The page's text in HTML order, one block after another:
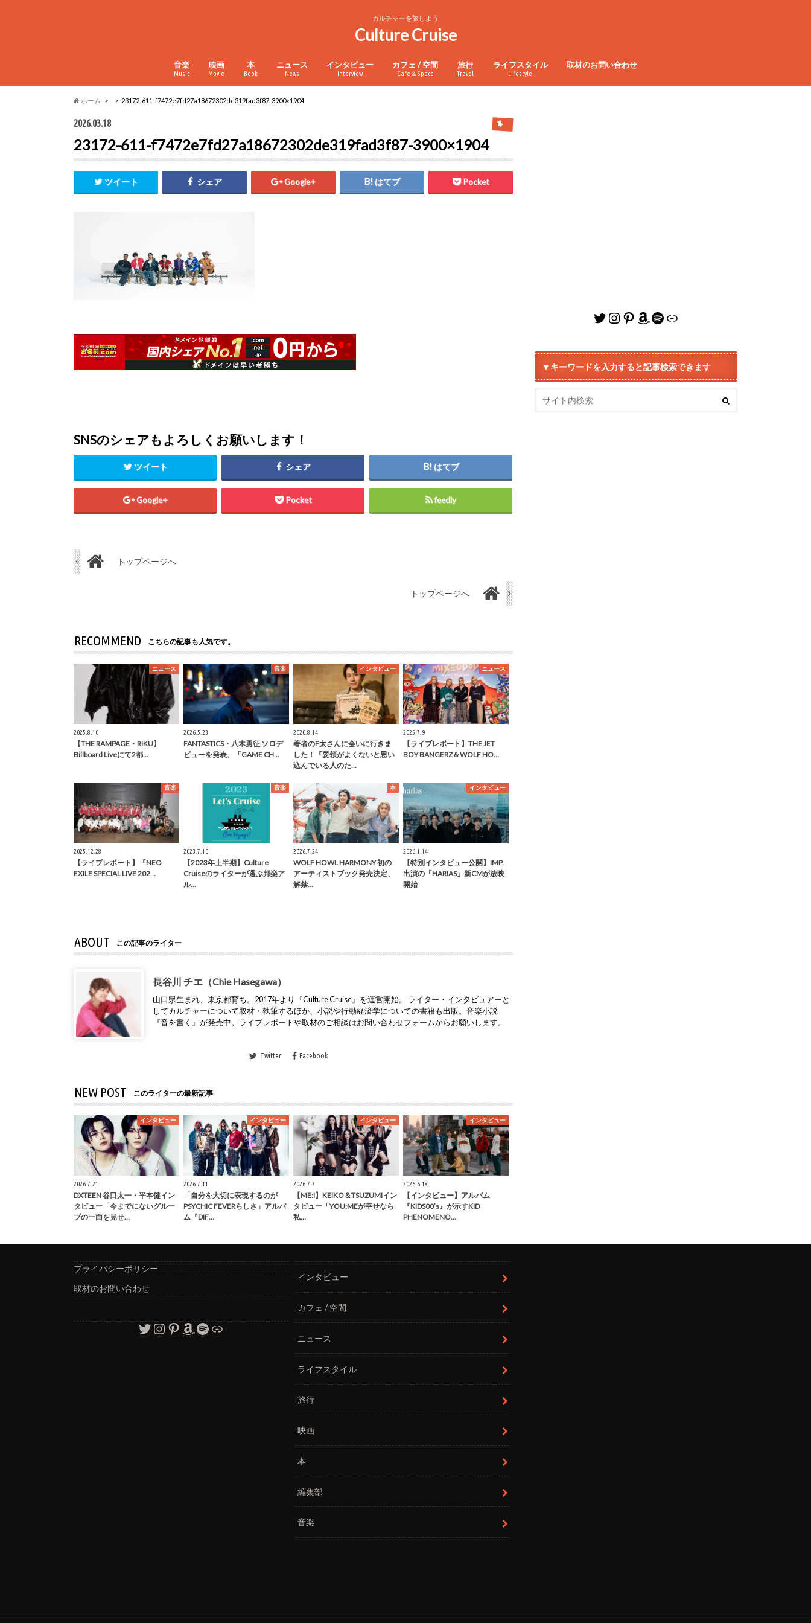
カルチャーを旅しよう
Culture Cruise
音楽
Music
映画
Movie
本
Book
ニュース
News
インタビュー
Interview
カフェ / 空間
Cafe＆Space
旅行
Travel
ライフスタイル
Lifestyle
取材のお問い合わせ
ホーム 23172-611-f7472e7fd27a18672302de319fad3f87-3900x1904
2026.03.18
23172-611-f7472e7fd27a18672302de319fad3f87-3900×1904
ツイート シェア Google+ はてブ Pocket
SNSのシェアもよろしくお願いします！
ツイート シェア はてブ
Google+ Pocket feedly
トップページへ
トップページへ
RECOMMEND こちらの記事も人気です。
ニュース
2025.8.10
【THE RAMPAGE・RIKU】
Billboard Liveにて2都…
音楽
2026.5.23
FANTASTICS・八木勇征 ソロデ
ビューを発表、「GAME CH…
インタビュー
2020.8.14
著者のF太さんに会いに行きま
した！『要領がよくないと思い
込んでいる人のた…
ニュース
2025.7.9
【ライブレポート】THE JET
BOY BANGERZ＆WOLF HO…
音楽
2025.12.28
【ライブレポート】『NEO
EXILE SPECIAL LIVE 202…
音楽
2023.7.10
【2023年上半期】Culture
Cruiseのライターが選ぶ邦楽ア
ル…
本
2026.7.24
WOLF HOWL HARMONY 初の
アーティストブック発売決定、
解禁…
インタビュー
2026.1.14
【特別インタビュー公開】IMP.
出演の「HARIAS」新CMが放映
開始
ABOUT この記事のライター
長谷川 チエ（Chie Hasegawa）
山口県生まれ、東京都育ち。2017年より『Culture Cruise』を運営開始。 ライター・インタビュアーと
してカルチャーについて取材・執筆するほか、小説や行動経済学についての書籍も出版。音楽小説
『音を書く』が発売中。ライブレポートや取材のご相談はお問い合わせフォームからお願いします。
Twitter Facebook
NEW POST このライターの最新記事
インタビュー
2026.7.21
DXTEEN 谷口太一・平本健イン
タビュー「今までにないグルー
プの一面を見せ…
インタビュー
2026.7.11
「自分を大切に表現するのが
PSYCHIC FEVERらしさ」アルバ
ム『DIF…
インタビュー
2026.7.7
【ME:I】KEIKO＆TSUZUMIイン
タビュー「YOU:MEが幸せなら
私…
インタビュー
2026.6.18
【インタビュー】アルバム
『KIDS00’s』が示すKID
PHENOMENO…
Twitter
Instagram
Pinterest
Amazon
Spotify
リンク
▼キーワードを入力すると記事検索できます
プライバシーポリシー
取材のお問い合わせ
Twitter
Instagram
Pinterest
Amazon
Spotify
リンク
インタビュー
カフェ / 空間
ニュース
ライフスタイル
旅行
映画
本
編集部
音楽